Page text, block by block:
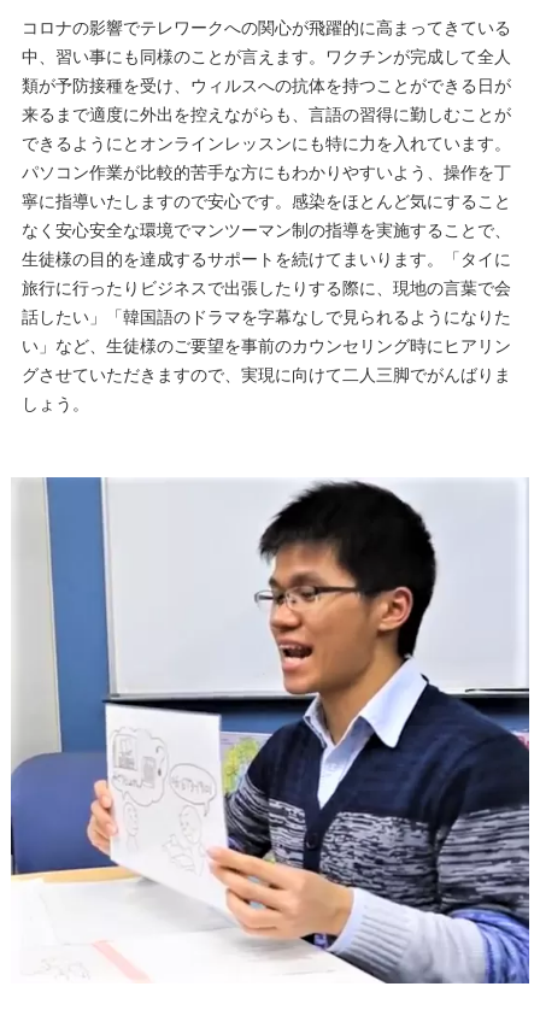
コロナの影響でテレワークへの関心が飛躍的に高まってきている
中、習い事にも同様のことが言えます。ワクチンが完成して全人
類が予防接種を受け、ウィルスへの抗体を持つことができる日が
来るまで適度に外出を控えながらも、言語の習得に勤しむことが
できるようにとオンラインレッスンにも特に力を入れています。
パソコン作業が比較的苦手な方にもわかりやすいよう、操作を丁
寧に指導いたしますので安心です。感染をほとんど気にすること
なく安心安全な環境でマンツーマン制の指導を実施することで、
生徒様の目的を達成するサポートを続けてまいります。「タイに
旅行に行ったりビジネスで出張したりする際に、現地の言葉で会
話したい」「韓国語のドラマを字幕なしで見られるようになりた
い」など、生徒様のご要望を事前のカウンセリング時にヒアリン
グさせていただきますので、実現に向けて二人三脚でがんばりま
しょう。